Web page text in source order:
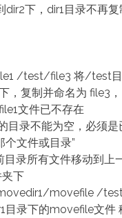
dir2下，dir1目录不再复
/test/file3 将/test目
，复制并命名为 file3，
文件已不存在
目录不能为空，必须是
个文件或目录”
录所有文件移动到上
下
movefile /
录下的movefile文件